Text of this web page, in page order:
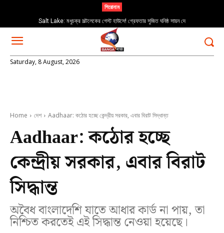
শিরোনাম
Salt Lake: মধুচক্র সল্টলেকের গেস্ট হাউসে! গ্রেফতার সুজিত ঘনিষ্ঠ সায়ন দে
Saturday, 8 August, 2026
Home দেশ Aadhaar: কঠোর হচ্ছে কেন্দ্রীয় সরকার, এবার বিরাট সিদ্ধান্ত
Aadhaar: কঠোর হচ্ছে
কেন্দ্রীয় সরকার, এবার বিরাট
সিদ্ধান্ত
অবৈধ বাংলাদেশি যাতে আধার কার্ড না পায়, তা
নিশ্চিত করতেই এই সিদ্ধান্ত নেওয়া হয়েছে।